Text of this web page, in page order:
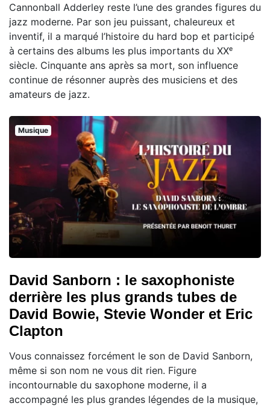
Cannonball Adderley reste l’une des grandes figures du
jazz moderne. Par son jeu puissant, chaleureux et
inventif, il a marqué l’histoire du hard bop et participé
à certains des albums les plus importants du XXᵉ
siècle. Cinquante ans après sa mort, son influence
continue de résonner auprès des musiciens et des
amateurs de jazz.
Musique
David Sanborn : le saxophoniste
derrière les plus grands tubes de
David Bowie, Stevie Wonder et Eric
Clapton
Vous connaissez forcément le son de David Sanborn,
même si son nom ne vous dit rien. Figure
incontournable du saxophone moderne, il a
accompagné les plus grandes légendes de la musique,